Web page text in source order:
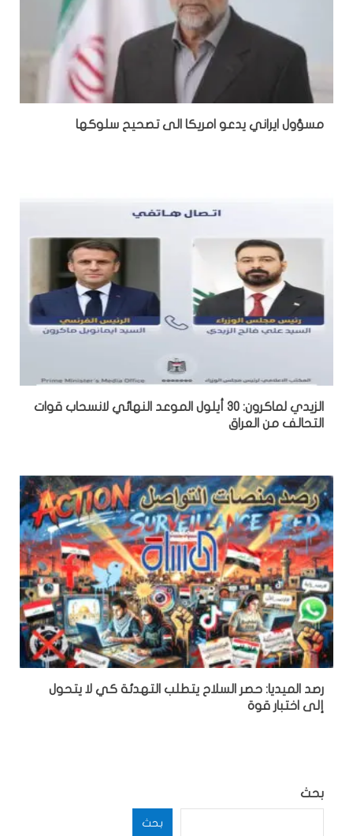
مسؤول ايراني يدعو امريكا الى تصحيح سلوكها
الزيدي لماكرون: 30 أيلول الموعد النهائي لانسحاب قوات
التحالف من العراق
رصد الميديا: حصر السلاح يتطلب التهدئة كي لا يتحول
إلى اختبار قوة
بحث
بحث